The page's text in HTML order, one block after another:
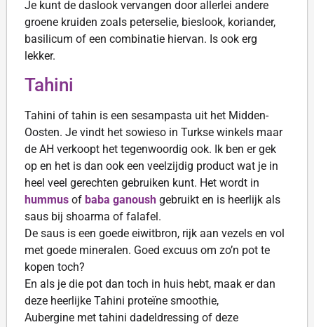
Je kunt de daslook vervangen door allerlei andere
groene kruiden zoals peterselie, bieslook, koriander,
basilicum of een combinatie hiervan. Is ook erg
lekker.
Tahini
Tahini of tahin is een sesampasta uit het Midden-
Oosten. Je vindt het sowieso in Turkse winkels maar
de AH verkoopt het tegenwoordig ook. Ik ben er gek
op en het is dan ook een veelzijdig product wat je in
heel veel gerechten gebruiken kunt. Het wordt in
hummus of baba ganoush gebruikt en is heerlijk als
saus bij shoarma of falafel.
De saus is een goede eiwitbron, rijk aan vezels en vol
met goede mineralen. Goed excuus om zo’n pot te
kopen toch?
En als je die pot dan toch in huis hebt, maak er dan
deze heerlijke Tahini proteïne smoothie,
Aubergine met tahini dadeldressing of deze